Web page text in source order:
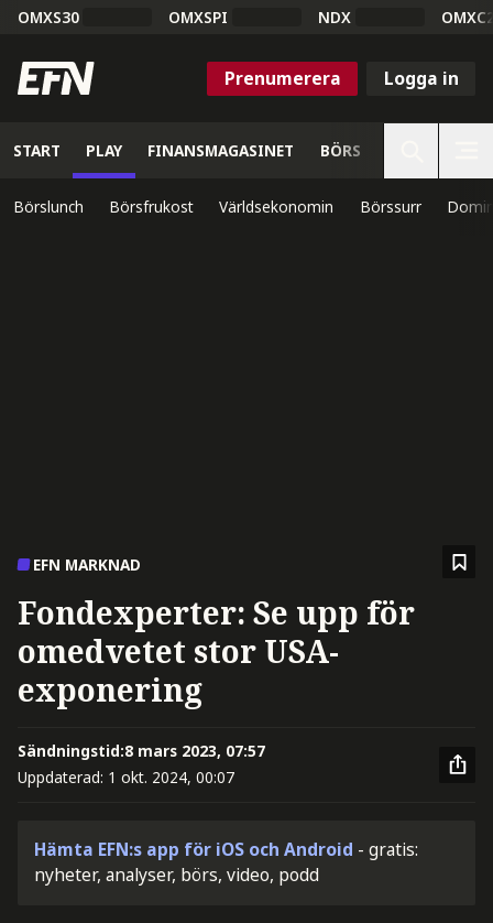
OMXS30 OMXSPI NDX
Prenumerera Logga in
START PLAY FINANSMAGASINET BÖRS
Börslunch Börsfrukost Världsekonomin Börssurr
EFN MARKNAD
Fondexperter: Se upp för
omedvetet stor USA-
exponering
Sändningstid:8 mars 2023, 07:57
Uppdaterad: 1 okt. 2024, 00:07
Hämta EFN:s app för iOS och Android - gratis:
nyheter, analyser, börs, video, podd